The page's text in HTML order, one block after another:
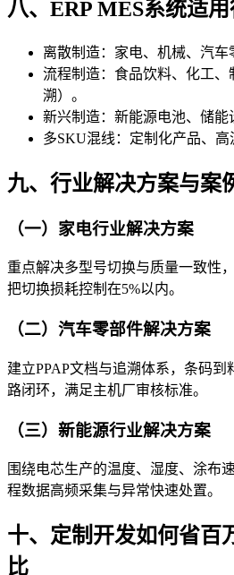
八、ERP MES系统适
离散制造：家电、机械、汽车
流程制造：食品饮料、化工
溯）。
新兴制造：新能源电池、储能
多SKU混线：定制化产品、高
九、行业解决方案与案
（一）家电行业解决方案
重点解决多型号切换与质量一致性
把切换损耗控制在5%以内。
（二）汽车零部件解决方案
建立PPAP文档与追溯体系，条码
路闭环，满足主机厂审核标准。
（三）新能源行业解决方案
围绕电芯生产的温度、湿度、涂布
程数据高频采集与异常快速处置。
十、定制开发如何省百
比